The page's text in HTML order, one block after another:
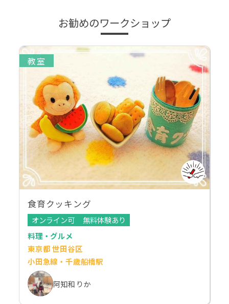
お勧めのワークショップ
教室
食育クッキング
オンライン可
無料体験あり
料理・グルメ
東京都 世田谷区
小田急線・千歳船橋駅
阿知和 りか